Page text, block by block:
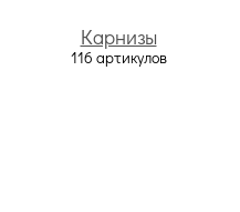
Карнизы
116 артикулов